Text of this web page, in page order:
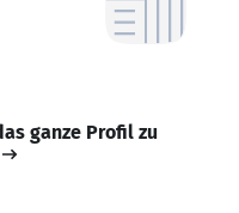
ganze Profil zu